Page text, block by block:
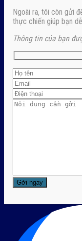
Ngoài ra, tôi còn gửi
thực chiến giúp bạn
Thông tin của bạn